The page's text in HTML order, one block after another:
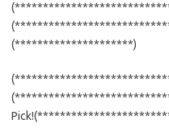
(*********************)